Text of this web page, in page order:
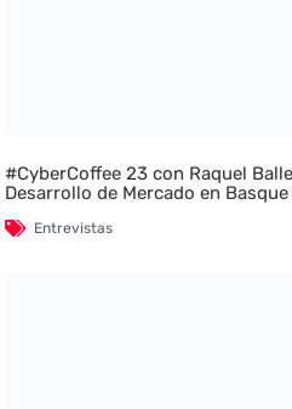
#CyberCoffee 23 con Raquel
Desarrollo de Mercado en
Entrevistas